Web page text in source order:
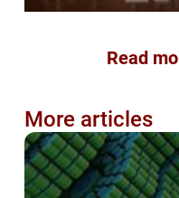
Read
More articles